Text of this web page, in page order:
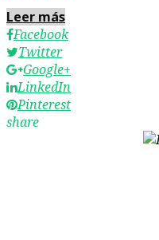
Leer más
Facebook
Twitter
Google+
LinkedIn
Pinterest
share